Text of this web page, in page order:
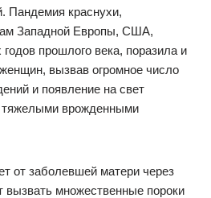
Пандемия краснухи,
Западной Европы, США,
прошлого века, поразила и
вызвав огромное число
и появление на свет
тяжелыми врожденными
от заболевшей матери через
вызвать множественные пороки